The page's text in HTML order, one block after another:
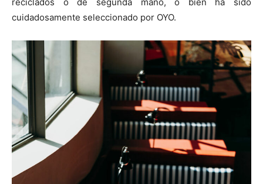
cuidadosamente seleccionado por OYO.